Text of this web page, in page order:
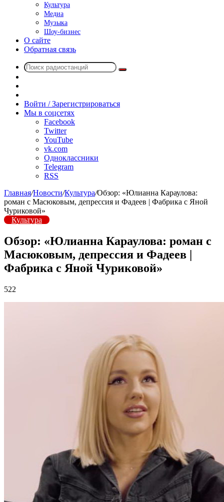
Культура
Медиа
Музыка
Шоу-бизнес
О сайте
Обратная связь
Поиск
радио
Войти / Зарегистрироваться
Мы в соцсетях
Facebook
Twitter
YouTube
vk.com
Одноклассники
Telegram
RSS
Главная/Новости/Культура/Обзор: «Юлианна Караулова:
роман с Масюковым, депрессия и Фадеев | Фабрика с Яной
Чуриковой»
Культура
Обзор: «Юлианна Караулова: роман с
Масюковым, депрессия и Фадеев |
Фабрика с Яной Чуриковой»
522